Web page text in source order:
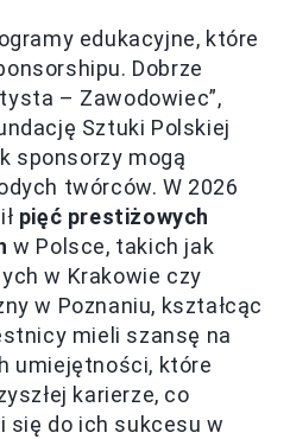
edukacyjne, które
Dobrze
– Zawodowiec”,
Sztuki Polskiej
sponsorzy mogą
twórców. W 2026
pięć prestiżowych
w Polsce, takich jak
w Krakowie czy
w Poznaniu, kształcąc
mieli szansę na
umiejętności, które
karierze, co
się do ich sukcesu w